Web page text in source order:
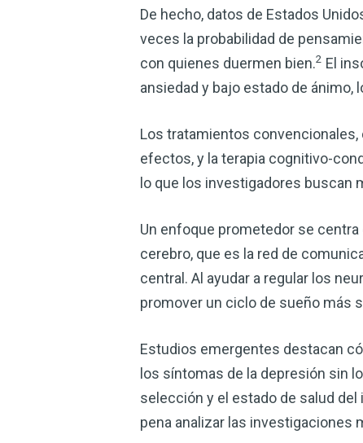
De hecho, datos de Estados
veces la probabilidad de
con quienes duermen bien.2 El
ansiedad y bajo estado de
Los tratamientos
efectos, y la terapia cognitivo-
lo que los investigadores buscan
Un enfoque prometedor se
cerebro, que es la red de
central. Al ayudar a regular los
promover un ciclo de sueño más
Estudios emergentes destacan
los síntomas de la depresión sin
selección y el estado de salud
pena analizar las investigaciones